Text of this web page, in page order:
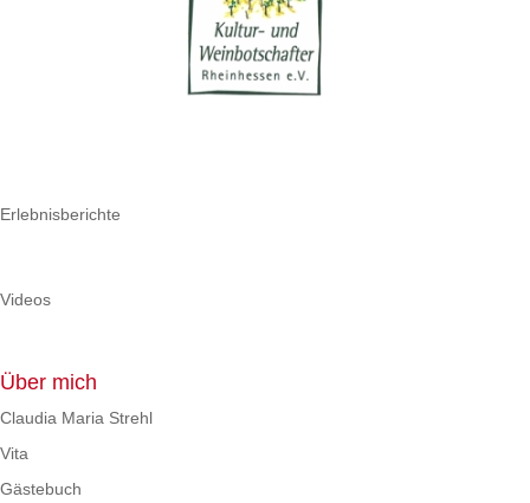
Erlebnisberichte
Videos
Über mich
Claudia Maria Strehl
Vita
Gästebuch